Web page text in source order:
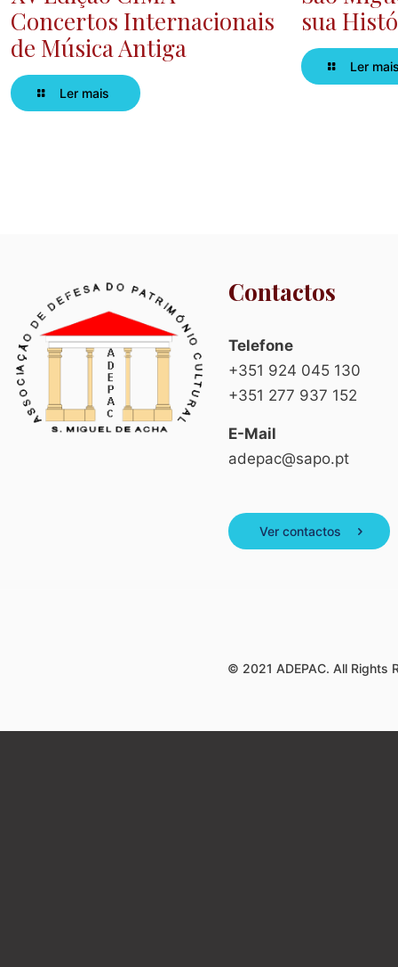
Concertos Internacionais
de Música Antiga
Ler mais
sua
Ler
Contactos
Telefone
+351 924 045 130
+351 277 937 152
E-Mail
adepac@sapo.pt
Ver contactos
© 2021 ADEPAC. All Rights